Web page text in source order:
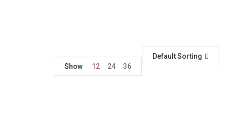
Default Sorting
Show
12 24 36